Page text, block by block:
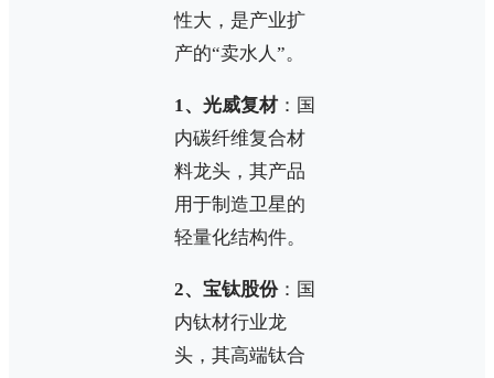
性大，是产业扩
产的“卖水人”。
1、光威复材：国
内碳纤维复合材
料龙头，其产品
用于制造卫星的
轻量化结构件。
2、宝钛股份：国
内钛材行业龙
头，其高端钛合